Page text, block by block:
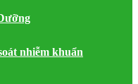
nhiễm khuẩn